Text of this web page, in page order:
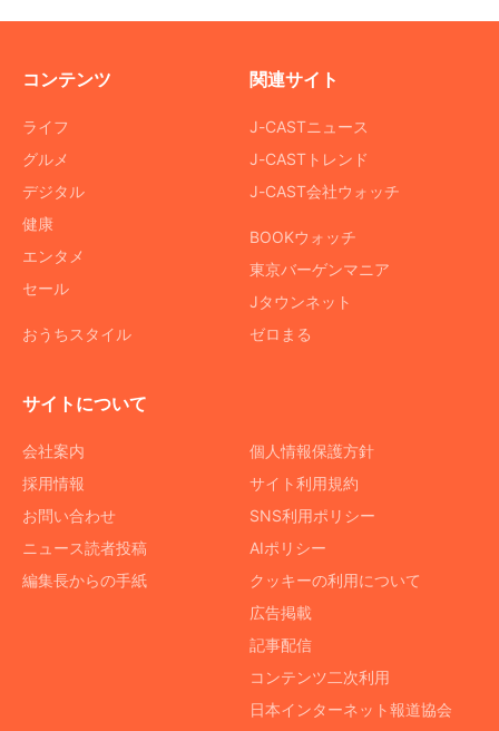
コンテンツ
ライフ
グルメ
デジタル
健康
エンタメ
セール
おうちスタイル
関連サイト
J-CASTニュース
J-CASTトレンド
J-CAST会社ウォッチ
BOOKウォッチ
東京バーゲンマニア
Jタウンネット
ゼロまる
サイトについて
会社案内
採用情報
お問い合わせ
ニュース読者投稿
編集長からの手紙
個人情報保護方針
サイト利用規約
SNS利用ポリシー
AIポリシー
クッキーの利用について
広告掲載
記事配信
コンテンツ二次利用
日本インターネット報道協会